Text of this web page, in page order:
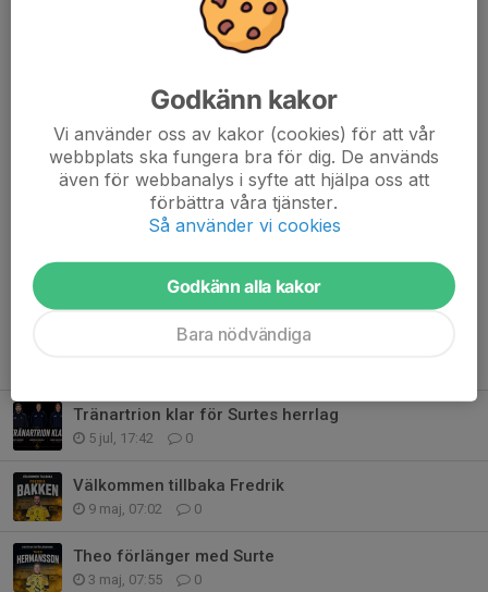
Dela nyhet
Tränartrion klar för Surtes herrlag
5 jul, 17:42 0
Välkommen tillbaka Fredrik
9 maj, 07:02 0
Theo förlänger med Surte
3 maj, 07:55 0
Godkänn kakor
Vi använder oss av kakor (cookies) för att vår
webbplats ska fungera bra för dig. De används
även för webbanalys i syfte att hjälpa oss att
förbättra våra tjänster.
Så använder vi cookies
Godkänn alla kakor
Bara nödvändiga